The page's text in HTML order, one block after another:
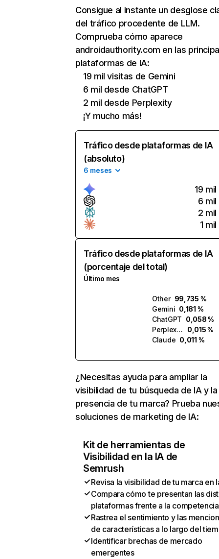
Consigue al instante un desglose
del tráfico procedente de LLM.
Comprueba cómo aparece
androidauthority.com en las
plataformas de IA:
19 mil visitas de Gemini
6 mil desde ChatGPT
2 mil desde Perplexity
¡Y mucho más!
Tráfico desde plataformas de IA
(absoluto)
6 meses
19 mil
6 mil
2 mil
1 mil
Tráfico desde plataformas de IA
(porcentaje del total)
Último mes
Other 99,735 %
Gemini 0,181 %
ChatGPT 0,058 %
Perplexity
0,015 %
Claude 0,011 %
¿Necesitas ayuda para ampliar la
visibilidad de tu búsqueda de IA y la
presencia de tu marca? Prueba
soluciones de marketing de IA:
Kit de herramientas de
Visibilidad en la IA de
Semrush
Revisa la visibilidad de tu marca en
Compara cómo te presentan las
plataformas frente a la competencia
Rastrea el sentimiento y las
de características a lo largo del
Identificar brechas de mercado
emergentes